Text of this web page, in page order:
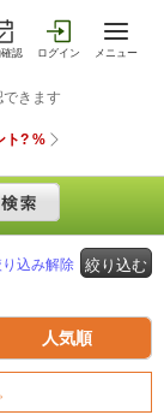
認 ログイン メニュー
絞り込む
込み解除
人気順